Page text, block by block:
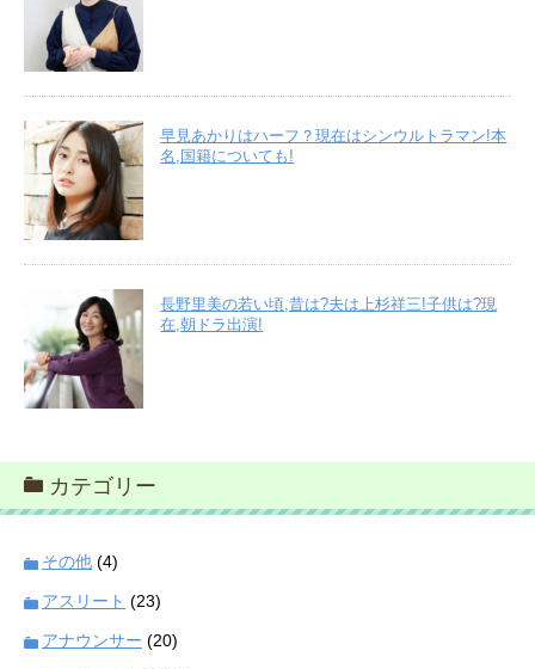
早見あかりはハーフ？現在はシンウルトラマン!本
名,国籍についても!
長野里美の若い頃,昔は?夫は上杉祥三!子供は?現
在,朝ドラ出演!
カテゴリー
その他 (4)
アスリート (23)
アナウンサー (20)